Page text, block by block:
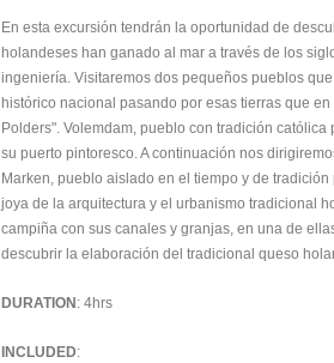
En esta excursión tendrán la oportunidad de
holandeses han ganado al mar a través de los
ingeniería. Visitaremos dos pequeños pueblos
histórico nacional pasando por esas tierras que
Polders". Volemdam, pueblo con tradición
su puerto pintoresco. A continuación nos
Marken, pueblo aislado en el tiempo y de
joya de la arquitectura y el urbanismo tradicional
campiña con sus canales y granjas, en una de
descubrir la elaboración del tradicional queso
DURATION : 4hrs
INCLUDED: